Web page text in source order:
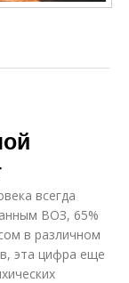
всегда
ВОЗ, 65%
в различном
эта цифра еще